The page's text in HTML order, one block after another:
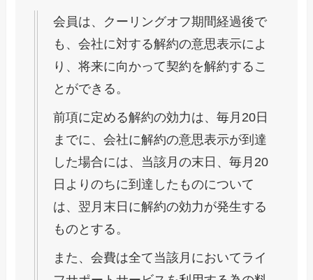
会員は、クーリングオフ期間経過後で
も、会社に対する解約の意思表示によ
り、将来に向かって契約を解約するこ
とができる。
前項に定める解約の効力は、毎月20日
までに、会社に解約の意思表示が到達
した場合には、当該月の末日、毎月20
日よりのちに到達したものについて
は、翌月末日に解約の効力が発生する
ものとする。
また、会費は全て当該月においてライ